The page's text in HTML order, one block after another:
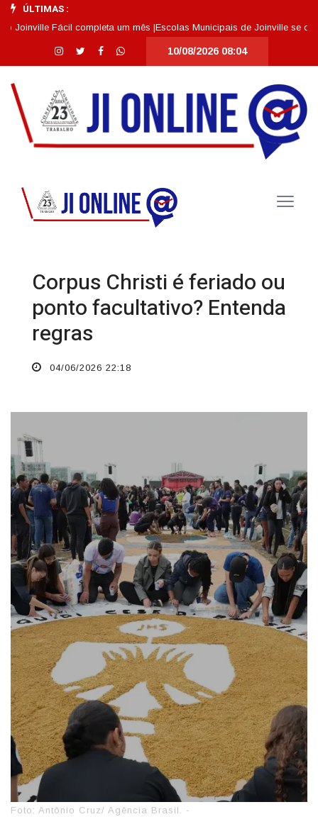
ÚLTIMAS :
Fácil completa um mês |Escolas Municipais de Joinville se
10/08/2026 08:04
Corpus Christi é feriado ou
ponto facultativo? Entenda
regras
04/06/2026 22:18
Foto: Antônio Cruz/ Agência Brasil. -